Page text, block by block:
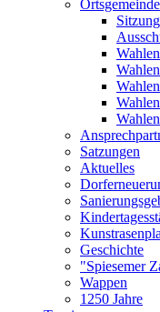
Satzungen
Aktuelles
Geschichte
"Spiesemer
Wappen
1250 Jahre